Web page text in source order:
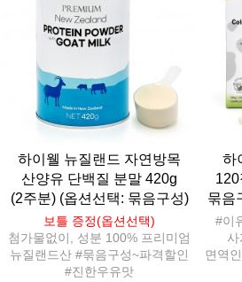
하이웰 뉴질랜드 자연방목
산양유 단백질 분말 420g
(2주분) (옵션선택: 묶음구성)
보틀 증정(옵션선택)
첨가물없이, 성분 100% 프리미엄
뉴질랜드산 #묶음구성~파격할인
#진한우유맛
하
묶음
#이
면역